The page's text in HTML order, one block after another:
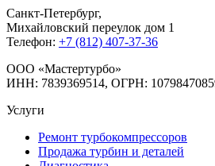
Санкт-Петербург,
Михайловский переулок дом 1
Телефон: +7 (812) 407-37-36
OOO «Мастертурбо»
ИНН: 7839369514, ОГРН:
Услуги
Ремонт турбокомпрессоров
Продажа турбин и деталей